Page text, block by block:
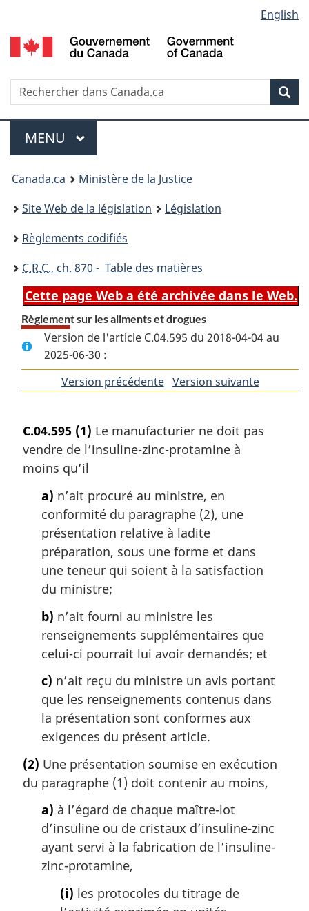
au
contenu
propos
de
la
HTML
simplifiée
selection
English
Recherche
Menu
MENU PRINCIPAL
You
are
here:
Canada.ca
Ministère de la Justice
Site Web de la législation
Législation
Règlements codifiés
C.R.C., ch. 870 - Table des matières
Cette page Web a été archivée dans le Web.
Règlement sur les aliments et drogues
Version de l'article C.04.595 du 2018-04-04 au
2025-06-30 :
Version précédentedeVersion suivantede
C.04.595 (1) Le manufacturier ne doit pas
vendre de l’insuline-zinc-protamine à
moins qu’il
a) n’ait procuré au ministre, en
conformité du paragraphe (2), une
présentation relative à ladite
préparation, sous une forme et dans
une teneur qui soient à la satisfaction
du ministre;
b) n’ait fourni au ministre les
renseignements supplémentaires que
celui-ci pourrait lui avoir demandés; et
c) n’ait reçu du ministre un avis portant
que les renseignements contenus dans
la présentation sont conformes aux
exigences du présent article.
(2) Une présentation soumise en exécution
du paragraphe (1) doit contenir au moins,
a) à l’égard de chaque maître-lot
d’insuline ou de cristaux d’insuline-zinc
ayant servi à la fabrication de l’insuline-
zinc-protamine,
(i) les protocoles du titrage de